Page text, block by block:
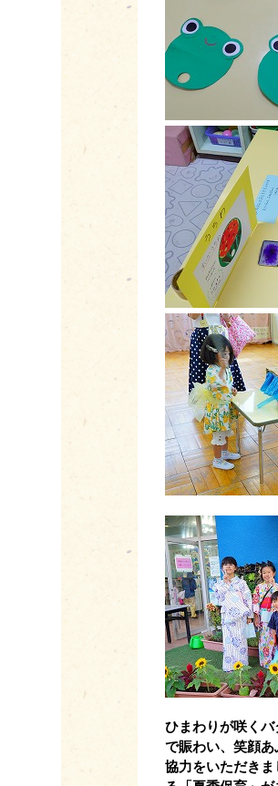
ひまわりが咲く
で賑わい、笑顔
協力をいただき